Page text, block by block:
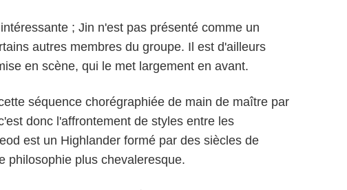
; Jin n'est pas présenté comme un
autres membres du groupe. Il est d'ailleurs
en scène, qui le met largement en avant.
séquence chorégraphiée de main de maître par
donc l'affrontement de styles entre les
est un Highlander formé par des siècles de
philosophie plus chevaleresque.